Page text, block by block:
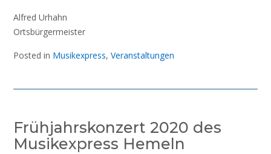
Alfred Urhahn
Ortsbürgermeister
Posted in Musikexpress, Veranstaltungen
Frühjahrskonzert 2020 des
Musikexpress Hemeln